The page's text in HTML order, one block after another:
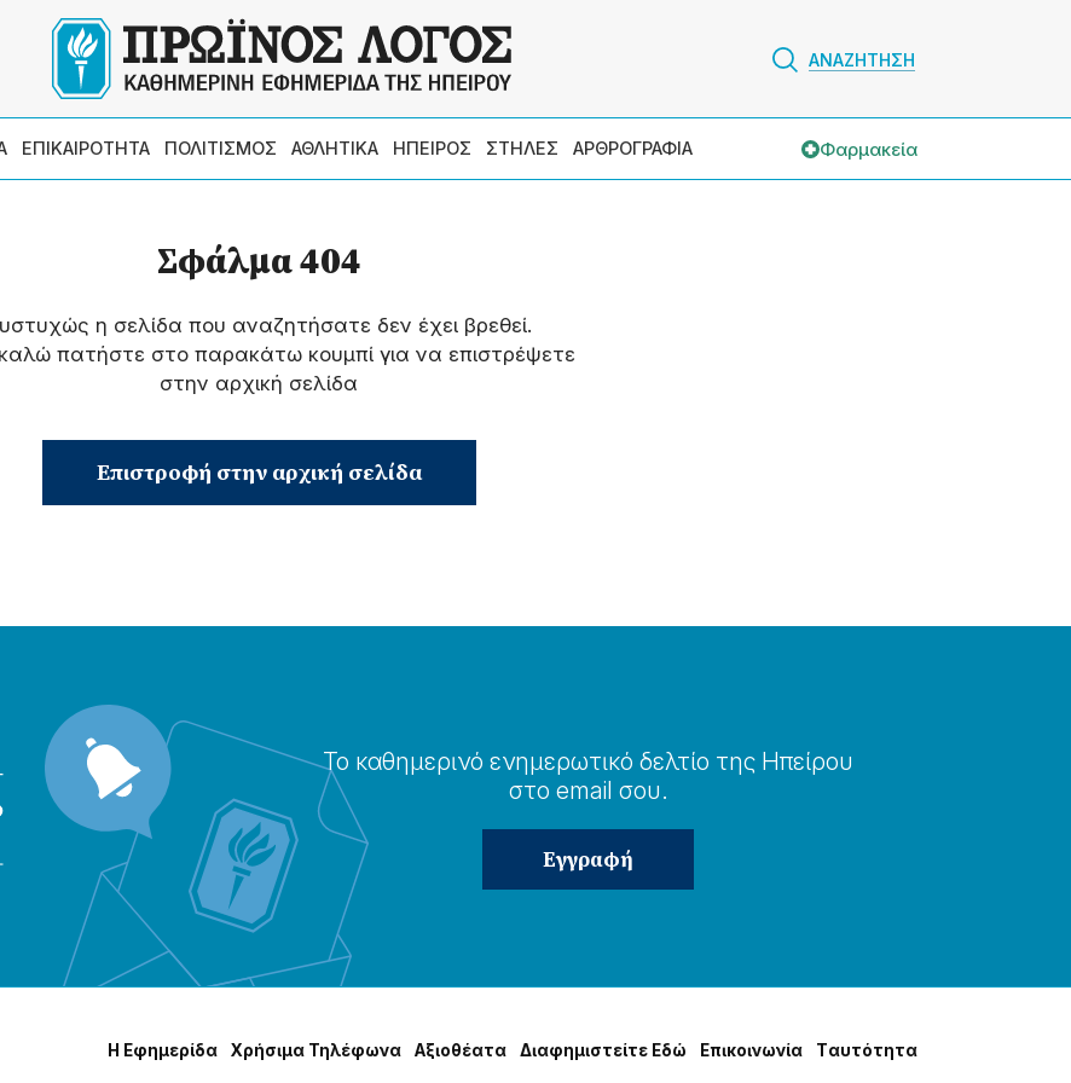
ΑΝΑΖΗΤΗΣΗ
ΕΠΙΚΑΙΡΟΤΗΤΑ ΠΟΛΙΤΙΣΜΟΣ ΑΘΛΗΤΙΚΑ ΗΠΕΙΡΟΣ ΣΤΗΛΕΣ ΑΡΘΡΟΓΡΑΦΙΑ Φαρμακεία
Σφάλμα 404
η σελίδα που αναζητήσατε δεν έχει βρεθεί.
πατήστε στο παρακάτω κουμπί για να επιστρέψετε
στην αρχική σελίδα
Επιστροφή στην αρχική σελίδα
Το καθημερɩνό ενημερωτɩκό δελτίο της Ηπείρου
στο email σου.
Η Εφημερίδα Χρήσɩμα Τηλέφωνα Αξɩοθέατα Δɩαφημɩστείτε Εδώ Επɩκοɩνωνία Tαυτότητα